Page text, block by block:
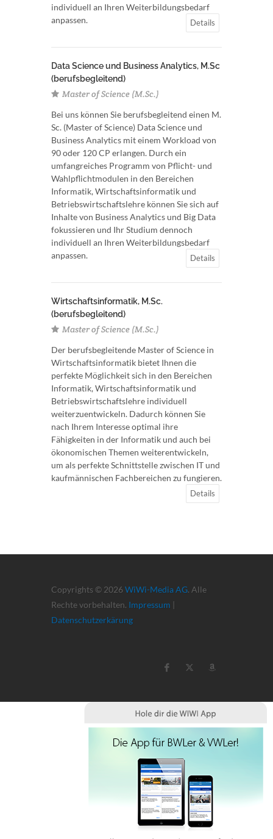
individuell an Ihren Weiterbildungsbedarf
anpassen.
Details
Data Science und Business Analytics, M.Sc
(berufsbegleitend)
Master of Science (M.Sc.)
Bei uns können Sie berufsbegleitend einen M.
Sc. (Master of Science) Data Science und
Business Analytics mit einem Workload von
90 oder 120 CP erlangen. Durch ein
umfangreiches Programm von Pflicht- und
Wahlpflichtmodulen in den Bereichen
Informatik, Wirtschaftsinformatik und
Betriebswirtschaftslehre können Sie sich auf
Inhalte von Business Analytics und Big Data
fokussieren und Ihr Studium dennoch
individuell an Ihren Weiterbildungsbedarf
anpassen.
Details
Wirtschaftsinformatik, M.Sc.
(berufsbegleitend)
Master of Science (M.Sc.)
Der berufsbegleitende Master of Science in
Wirtschaftsinformatik bietet Ihnen die
perfekte Möglichkeit sich in den Bereichen
Informatik, Wirtschaftsinformatik und
Betriebswirtschaftslehre individuell
weiterzuentwickeln. Dadurch können Sie
nach Ihrem Interesse optimal ihre
Fähigkeiten in der Informatik und auch bei
ökonomischen Themen weiterentwickeln,
um als perfekte Schnittstelle zwischen IT und
kaufmännischen Fachbereichen zu fungieren.
Details
Copyrights © 2026 WiWi-Media AG. Alle
Rechte vorbehalten. Impressum |
Datenschutzerkärung